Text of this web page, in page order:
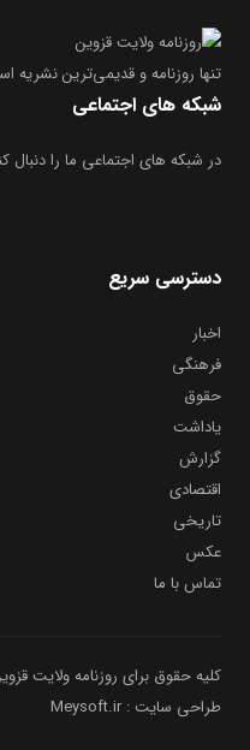
تنها روزنامهو قدیمی‌ترین نشریه
شبکه های اجتماعی
در شبکه های اجتماعی ما را دنبال
دسترسی سریع
اخبار
فرهنگی
حقوق
یاداشت
گزارش
اقتصادی
تاریخی
عکس
تماس با ما
کلیه حقوق برای روزنامه ولایت
طراحی سایت : Meysoft.ir